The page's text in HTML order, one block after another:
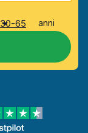
30-65 anni